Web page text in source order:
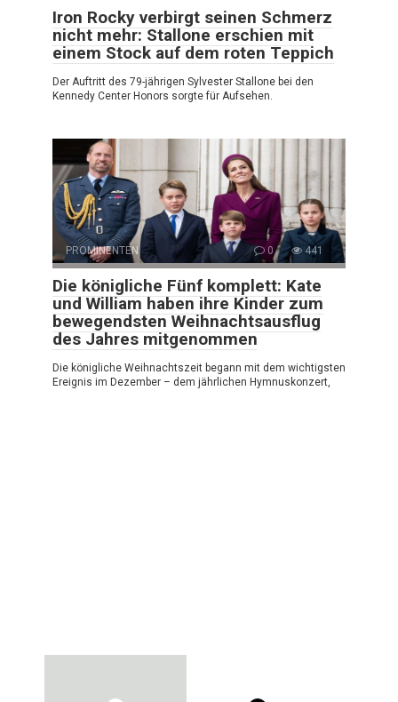
Iron Rocky verbirgt seinen Schmerz
nicht mehr: Stallone erschien mit
einem Stock auf dem roten Teppich
Der Auftritt des 79-jährigen Sylvester Stallone bei den
Kennedy Center Honors sorgte für Aufsehen.
PROMINENTEN 0 441
Die königliche Fünf komplett: Kate
und William haben ihre Kinder zum
bewegendsten Weihnachtsausflug
des Jahres mitgenommen
Die königliche Weihnachtszeit begann mit dem wichtigsten
Ereignis im Dezember – dem jährlichen Hymnuskonzert,